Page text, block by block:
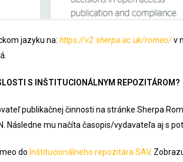
jazyku na:https://v2.sherpa.ac.uk/romeo/v
S INŠTITUCIONÁLNYM REPOZITÁROM?
publikačnej činnosti na stránke Sherpa
Následne mu načíta časopis/vydavateľa aj s
do Inštitucionálneho repozitára SAV.